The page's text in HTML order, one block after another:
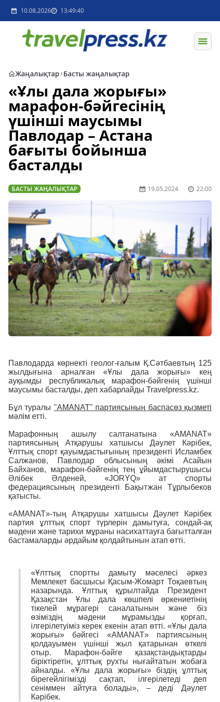
10.08.2026 13:49:40
Жаңалықтар Басты жаңалықтар
«Ұлы дала жорығы»
марафон-бәйгесінің
үшінші маусымы
Павлодар – Астана
бағыты бойынша
басталды
БАСТЫ ЖАҢАЛЫҚТАР 19.05.2024 22:00
Павлодарда көрнекті геолог-ғалым Қ.Сәтбаевтың 125
жылдығына арналған «Ұлы дала жорығы» кең
ауқымды республикалық марафон-бәйгенің үшінші
маусымы басталды, деп хабарлайды Travelpress.kz.
Бұл туралы "АMANAT" партиясының баспасөз қызметі
мәлім етті.
Марафонның ашылу салтанатына «AMANAT»
партиясының Атқарушы хатшысы Дәулет Кәрібек,
Ұлттық спорт қауымдастығының президенті Исламбек
Салжанов, Павлодар облысының әкімі Асайын
Байханов, марафон-бәйгенің тең ұйымдастырушысы
Әлібек Әлденей, «JORYQ» ат спорты
федерациясының президенті Бақытжан Тұрлыбеков
қатысты.
«AMANAT»-тың Атқарушы хатшысы Дәулет Кәрібек
партия ұлттық спорт түрлерін дамытуға, сондай-ақ
мәдени және тарихи мұраны насихаттауға бағытталған
бастамаларды әрдайым қолдайтынын атап өтті.
«Ұлттық спортты дамыту мәселесі әркез
Мемлекет басшысы Қасым-Жомарт Тоқаевтың
назарында. Ұлттық құрылтайда Президент
Қазақстан Ұлы дала көшпелі өркениетінің
тікелей мұрагері саналатынын және біз
өзіміздің мәдени мұрамызды қорғап,
ілгерілетуіміз керек екенін атап өтті. «Ұлы дала
жорығы» бәйгесі «AMANAT» партиясының
қолдауымен үшінші жыл қатарынан өткелі
отыр. Марафон-бәйге қазақстандықтарды
біріктіретін, ұлттық рухты нығайтатын жобаға
айналды. «Ұлы дала жорығы» біздің ұлттық
бірегейлігімізді сақтап, ілгерілетеді деп
сеніммен айтуға болады», – деді Дәулет
Кәрібек.